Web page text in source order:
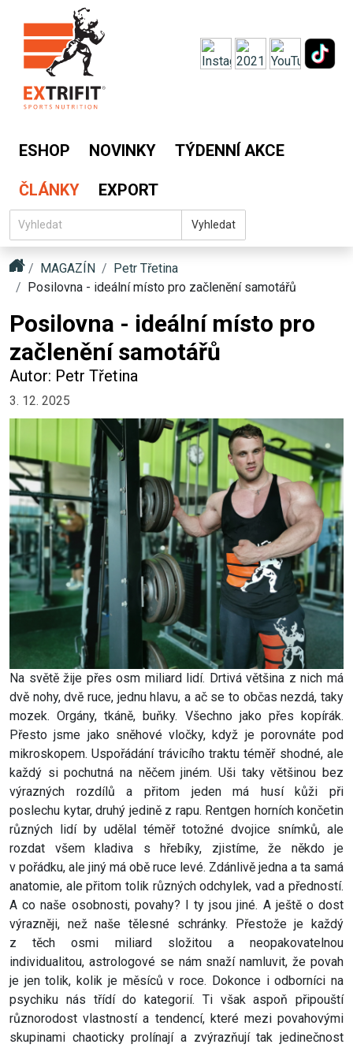
ESHOP NOVINKY TÝDENNÍ AKCE
ČLÁNKY EXPORT
Vyhledat
MAGAZÍN
Petr Třetina
Posilovna - ideální místo pro začlenění samotářů
Posilovna - ideální místo pro
začlenění samotářů
Autor: Petr Třetina
3. 12. 2025
Na světě žije přes osm miliard lidí. Drtivá většina z nich má
dvě nohy, dvě ruce, jednu hlavu, a ač se to občas nezdá, taky
mozek. Orgány, tkáně, buňky. Všechno jako přes kopírák.
Přesto jsme jako sněhové vločky, když je porovnáte pod
mikroskopem. Uspořádání trávicího traktu téměř shodné, ale
každý si pochutná na něčem jiném. Uši taky většinou bez
výrazných rozdílů a přitom jeden má husí kůži při
poslechu kytar, druhý jedině z rapu. Rentgen horních končetin
různých lidí by udělal téměř totožné dvojice snímků, ale
rozdat všem kladiva s hřebíky, zjistíme, že někdo je
v pořádku, ale jiný má obě ruce levé. Zdánlivě jedna a ta samá
anatomie, ale přitom tolik různých odchylek, vad a předností.
A co naše osobnosti, povahy? I ty jsou jiné. A ještě o dost
výrazněji, než naše tělesné schránky. Přestože je každý
z těch osmi miliard složitou a neopakovatelnou
individualitou, astrologové se nám snaží namluvit, že povah
je jen tolik, kolik je měsíců v roce. Dokonce i odborníci na
psychiku nás třídí do kategorií. Ti však aspoň připouští
různorodost vlastností a tendencí, které mezi povahovými
skupinami chaoticky prolínají a zvýrazňují tak jedinečnost